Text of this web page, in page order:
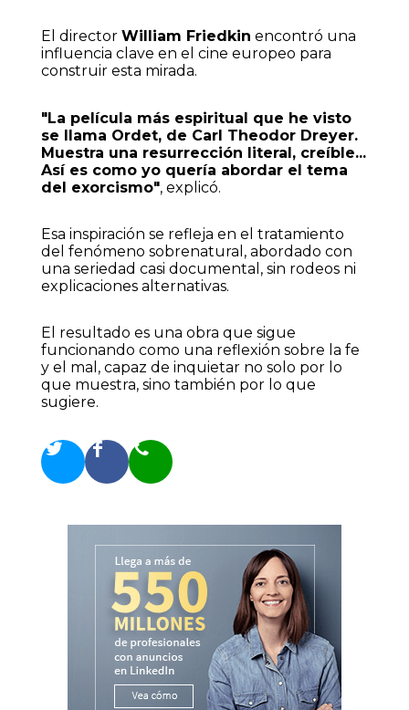
El director William Friedkin encontró una
influencia clave en el cine europeo para
construir esta mirada.
"La película más espiritual que he visto
se llama Ordet, de Carl Theodor Dreyer.
Muestra una resurrección literal, creíble...
Así es como yo quería abordar el tema
del exorcismo", explicó.
Esa inspiración se refleja en el tratamiento
del fenómeno sobrenatural, abordado con
una seriedad casi documental, sin rodeos ni
explicaciones alternativas.
El resultado es una obra que sigue
funcionando como una reflexión sobre la fe
y el mal, capaz de inquietar no solo por lo
que muestra, sino también por lo que
sugiere.